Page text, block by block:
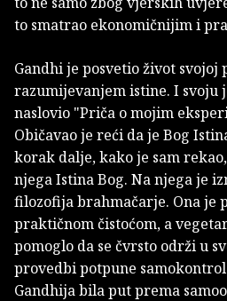
to smatrao ekonomičnijim i
Gandhi je posvetio život svojoj
razumijevanjem istine. I svoju
naslovio "Priča o mojim
Običavao je reći da je Bog
korak dalje, kako je sam
njega Istina Bog. Na njega je
filozofija brahmačarje. Ona je
praktičnom čistoćom, a
pomoglo da se čvrsto održi u
provedbi potpune
Gandhija bila put prema